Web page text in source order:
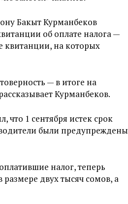
Бакыт Курманбеков
об оплате налога —
квитанции, на которых
— в итоге на
Курманбеков.
1 сентября истек срок
были предупреждены
налог, теперь
двух тысяч сомов, а